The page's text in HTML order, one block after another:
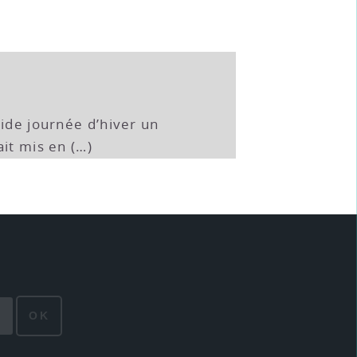
journée d’hiver un
mis en (…)
OK